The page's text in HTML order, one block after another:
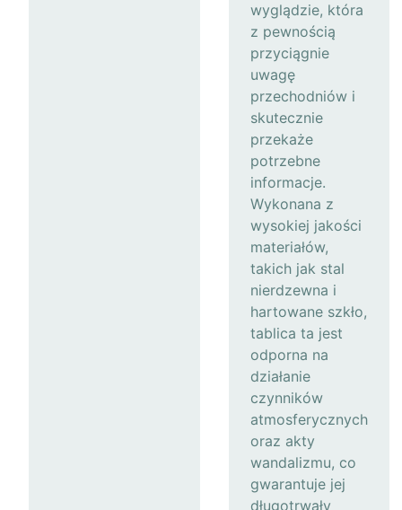
wyglądzie, która
z pewnością
przyciągnie
uwagę
przechodniów i
skutecznie
przekaże
potrzebne
informacje.
Wykonana z
wysokiej jakości
materiałów,
takich jak stal
nierdzewna i
hartowane szkło,
tablica ta jest
odporna na
działanie
czynników
atmosferycznych
oraz akty
wandalizmu, co
gwarantuje jej
długotrwały